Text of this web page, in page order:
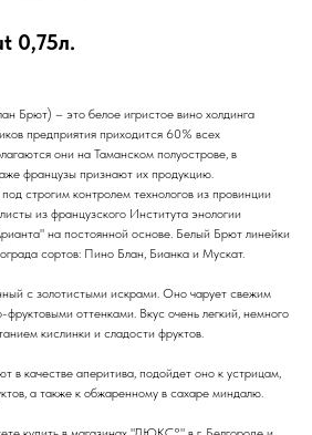
0,75л.
Брют) – это белое игристое вино холдинга
предприятия приходится 60% всех
они на Таманском полуострове, в
французы признают их продукцию.
строгим контролем технологов из провинции
из французского Института энологии
на постоянной основе. Белый Брют линейки
сортов: Пино Блан, Бианка и Мускат.
с золотистыми искрами. Оно чарует свежим
оттенками. Вкус очень легкий, немного
кислинки и сладости фруктов.
в качестве аперитива, подойдет оно к устрицам,
а также к обжаренному в сахаре миндалю.